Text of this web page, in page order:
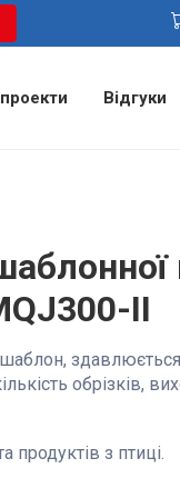
Відгуки
II
здавлюється,
обрізків,
продуктів з птиці.